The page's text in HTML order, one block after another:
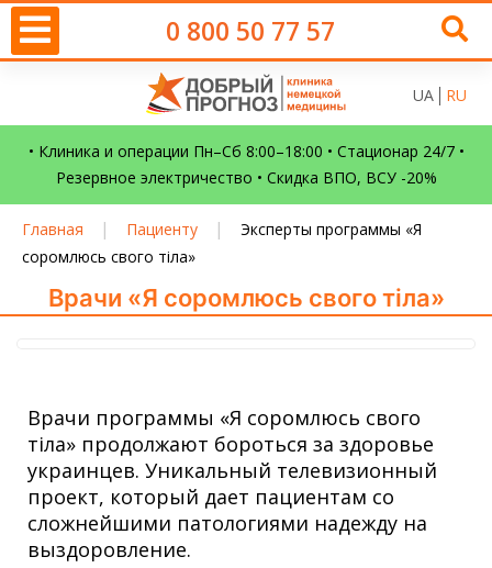
0 800 50 77 57
UA RU
• Клиника и операции Пн–Сб 8:00–18:00 • Стационар 24/7 •
Резервное электричество • Скидка ВПО, ВСУ -20%
Главная | Пациенту |
Эксперты программы «Я
соромлюсь свого тіла»
Врачи «Я соромлюсь свого тіла»
Врачи программы «Я соромлюсь свого
тіла» продолжают бороться за здоровье
украинцев. Уникальный телевизионный
проект, который дает пациентам со
сложнейшими патологиями надежду на
выздоровление.